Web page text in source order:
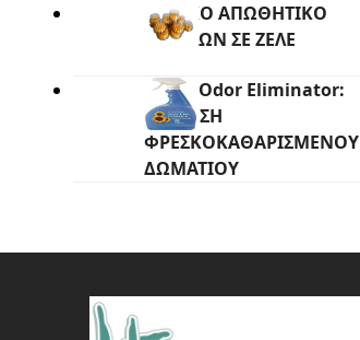
ΟΠΤΙΚΟ ΑΠΩΘΗΤΙΚΟ
ΠΟΥΛΙΩΝ ΣΕ ΖΕΛΕ
Super Odor Eliminator:
ΑΙΣΘΗΣΗ
ΦΡΕΣΚΟΚΑΘΑΡΙΣΜΕΝΟΥ
ΔΩΜΑΤΙΟΥ